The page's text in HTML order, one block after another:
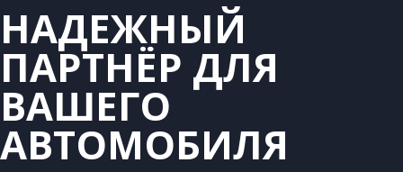
НАДЕЖНЫЙ
ПАРТНЁР ДЛЯ
ВАШЕГО
АВТОМОБИЛЯ